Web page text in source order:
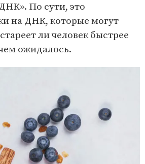
По сути, это
на ДНК, которые могут
ли человек быстрее
ожидалось.